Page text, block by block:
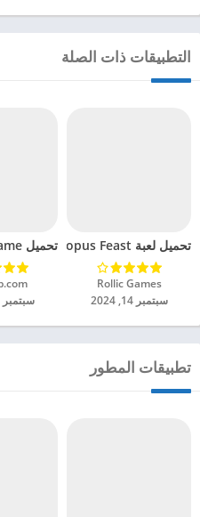
التطبيقات ذات الصلة
تحميل لعبة Octopus Feast مهكرة للاندرويد 2024
Rollic Games‏
سبتمبر 14, 2024
تحميل Soccer Hero PvP Football Game مهكرة للاندرويد 2024
سبتمبر 12, 2024
تطبيقات المطور